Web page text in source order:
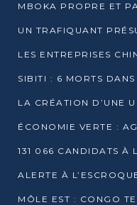
131 066 CANDIDATS À